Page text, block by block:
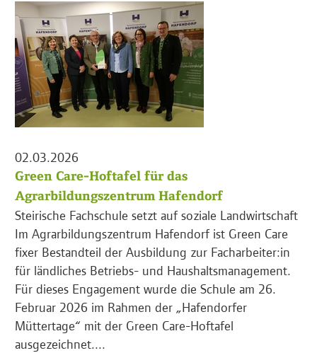
02.03.2026
Green Care-Hoftafel für das
Agrarbildungszentrum Hafendorf
Steirische Fachschule setzt auf soziale Landwirtschaft
Im Agrarbildungszentrum Hafendorf ist Green Care
fixer Bestandteil der Ausbildung zur Facharbeiter:in
für ländliches Betriebs- und Haushaltsmanagement.
Für dieses Engagement wurde die Schule am 26.
Februar 2026 im Rahmen der „Hafendorfer
Müttertage“ mit der Green Care-Hoftafel
ausgezeichnet....